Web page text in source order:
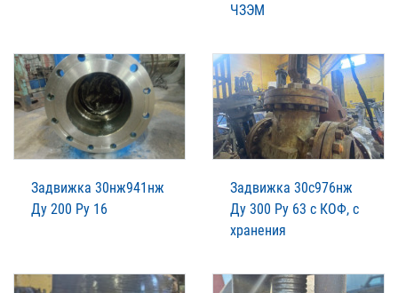
ЧЗЭМ
Задвижка 30нж941нж
Ду 200 Ру 16
Задвижка 30с976нж
Ду 300 Ру 63 с КОФ, с
хранения